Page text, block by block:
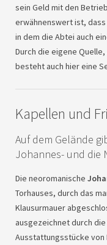
sein Geld mit den
erwähnenswert ist,
in dem die Abtei auch
Durch die eigene
besteht auch hier eine
Kapellen und
Auf dem Gelände
Johannes- und die
Die neoromanische
Torhauses, durch das
Klausurmauer
ausgezeichnet durch
Ausstattungsstücke von